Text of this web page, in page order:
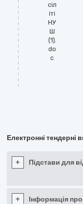
сіл
іті
НУ
Ш
(1).
do
c
Електронні тендерні
+ Підстави для
+
Інформація про